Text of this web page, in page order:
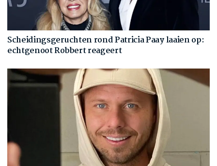
Scheidingsgeruchten rond Patricia Paay laaien op:
echtgenoot Robbert reageert